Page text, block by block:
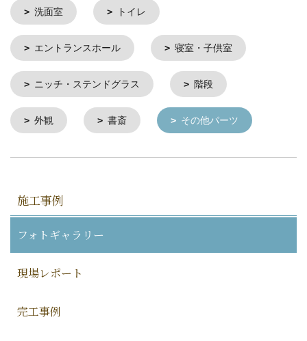
洗面室 トイレ
エントランスホール 寝室・子供室
ニッチ・ステンドグラス 階段
外観 書斎 その他パーツ
施工事例
フォトギャラリー
現場レポート
完工事例